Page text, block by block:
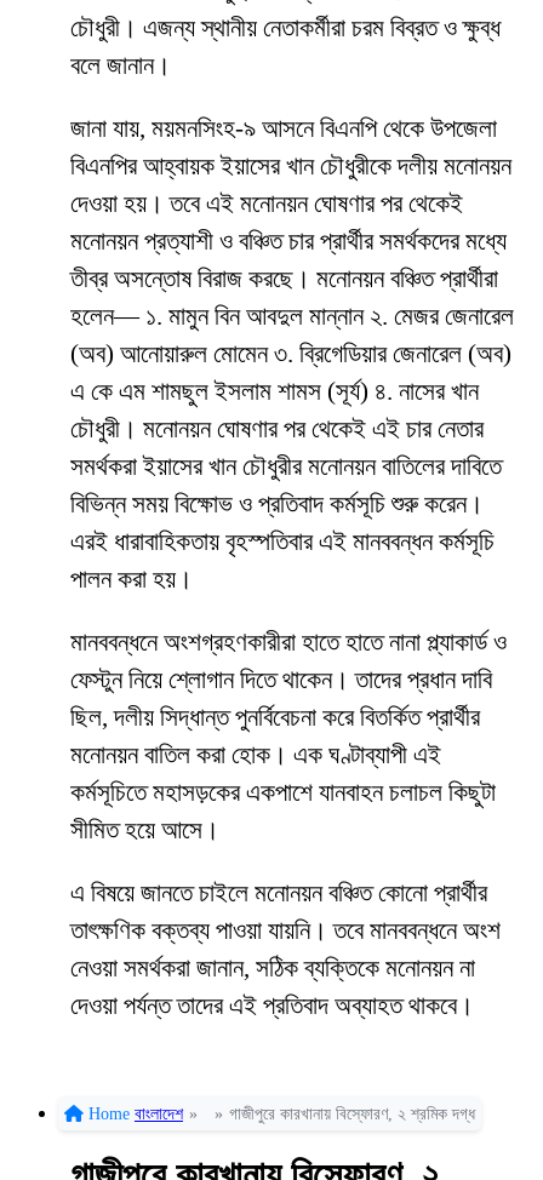
চৌধুরী। এজন্য স্থানীয় নেতাকর্মীরা চরম বিব্রত ও ক্ষুব্ধ
বলে জানান।
জানা যায়, ময়মনসিংহ-৯ আসনে বিএনপি থেকে উপজেলা
বিএনপির আহ্বায়ক ইয়াসের খান চৌধুরীকে দলীয় মনোনয়ন
দেওয়া হয়। তবে এই মনোনয়ন ঘোষণার পর থেকেই
মনোনয়ন প্রত্যাশী ও বঞ্চিত চার প্রার্থীর সমর্থকদের মধ্যে
তীব্র অসন্তোষ বিরাজ করছে। মনোনয়ন বঞ্চিত প্রার্থীরা
হলেন— ১. মামুন বিন আবদুল মান্নান ২. মেজর জেনারেল
(অব) আনোয়ারুল মোমেন ৩. ব্রিগেডিয়ার জেনারেল (অব)
এ কে এম শামছুল ইসলাম শামস (সূর্য) ৪. নাসের খান
চৌধুরী। মনোনয়ন ঘোষণার পর থেকেই এই চার নেতার
সমর্থকরা ইয়াসের খান চৌধুরীর মনোনয়ন বাতিলের দাবিতে
বিভিন্ন সময় বিক্ষোভ ও প্রতিবাদ কর্মসূচি শুরু করেন।
এরই ধারাবাহিকতায় বৃহস্পতিবার এই মানববন্ধন কর্মসূচি
পালন করা হয়।
মানববন্ধনে অংশগ্রহণকারীরা হাতে হাতে নানা প্ল্যাকার্ড ও
ফেস্টুন নিয়ে শ্লোগান দিতে থাকেন। তাদের প্রধান দাবি
ছিল, দলীয় সিদ্ধান্ত পুনর্বিবেচনা করে বিতর্কিত প্রার্থীর
মনোনয়ন বাতিল করা হোক। এক ঘণ্টাব্যাপী এই
কর্মসূচিতে মহাসড়কের একপাশে যানবাহন চলাচল কিছুটা
সীমিত হয়ে আসে।
এ বিষয়ে জানতে চাইলে মনোনয়ন বঞ্চিত কোনো প্রার্থীর
তাৎক্ষণিক বক্তব্য পাওয়া যায়নি। তবে মানববন্ধনে অংশ
নেওয়া সমর্থকরা জানান, সঠিক ব্যক্তিকে মনোনয়ন না
দেওয়া পর্যন্ত তাদের এই প্রতিবাদ অব্যাহত থাকবে।
Home বাংলাদেশ » » গাজীপুরে কারখানায় বিস্ফোরণ, ২ শ্রমিক দগ্ধ